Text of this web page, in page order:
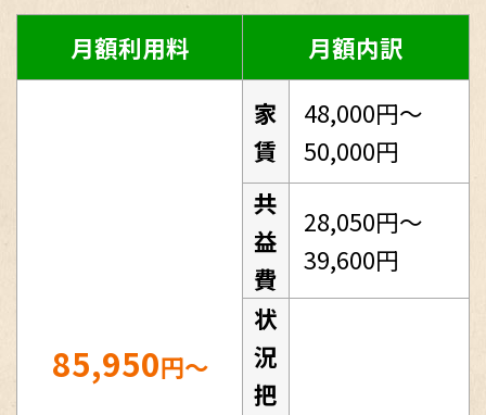
月額利用料 月額内訳
85,950円～
家
賃
48,000円～
50,000円
共
益
費
28,050円～
39,600円
状
況
把